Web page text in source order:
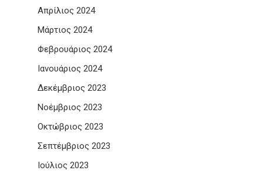
Απρίλιος 2024
Μάρτιος 2024
Φεβρουάριος 2024
Ιανουάριος 2024
Δεκέμβριος 2023
Νοέμβριος 2023
Οκτώβριος 2023
Σεπτέμβριος 2023
Ιούλιος 2023